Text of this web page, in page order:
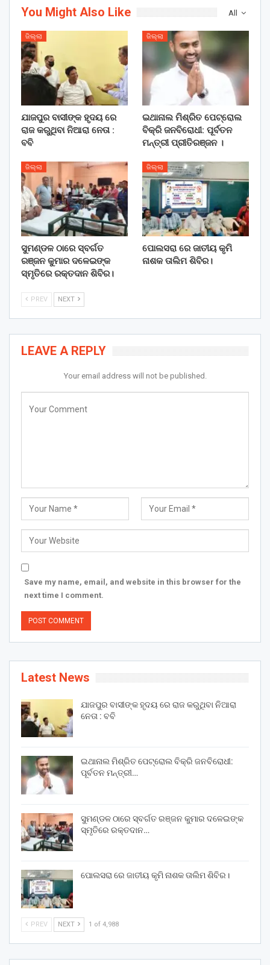
All
You Might Also Like
ଜିଲ୍ଲା
ଯାଜପୁର ବାସୀଙ୍କ ହୃଦୟ ରେ
ରାଜ କରୁଥିବା ନିଆରା ନେତା :
ବବି
ଜିଲ୍ଲା
ଇଥାନାଲ ମିଶ୍ରିତ ପେଟ୍ରୋଲ
ବିକ୍ରି ଜନବିରୋଧୀ: ପୂର୍ବତନ
ମନ୍ତ୍ରୀ ପ୍ରୀତିରଞ୍ଜନ ।
ଜିଲ୍ଲା
ସୁମଣ୍ଡଳ ଠାରେ ସ୍ବର୍ଗତ
ରଞ୍ଜନ କୁମାର ଦଳେଇଙ୍କ
ସ୍ମୃତିରେ ରକ୍ତଦାନ ଶିବିର।
ଜିଲ୍ଲା
ପୋଲସରା ରେ ଜାତୀୟ କୃମି
ନାଶକ ତାଲିମ ଶିବିର।
PREV NEXT
LEAVE A REPLY
Your email address will not be published.
Save my name, email, and website in this browser for the
next time I comment.
Latest News
ଯାଜପୁର ବାସୀଙ୍କ ହୃଦୟ ରେ ରାଜ କରୁଥିବା ନିଆରା
ନେତା : ବବି
ଇଥାନାଲ ମିଶ୍ରିତ ପେଟ୍ରୋଲ ବିକ୍ରି ଜନବିରୋଧୀ:
ପୂର୍ବତନ ମନ୍ତ୍ରୀ…
ସୁମଣ୍ଡଳ ଠାରେ ସ୍ବର୍ଗତ ରଞ୍ଜନ କୁମାର ଦଳେଇଙ୍କ
ସ୍ମୃତିରେ ରକ୍ତଦାନ…
ପୋଲସରା ରେ ଜାତୀୟ କୃମି ନାଶକ ତାଲିମ ଶିବିର।
PREV NEXT 1 of 4,988